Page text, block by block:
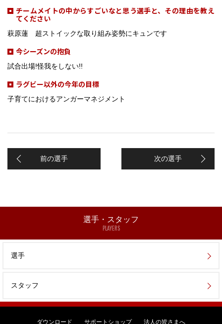
チームメイトの中からすごいなと思う選手と、その理由を教え
てください
萩原蓮 超ストイックな取り組み姿勢にキュンです
今シーズンの抱負
試合出場!怪我をしない!!
ラグビー以外の今年の目標
子育てにおけるアンガーマネジメント
前の選手 次の選手
選手・スタッフ
PLAYERS
選手
スタッフ
ダウンロード サポートショップ 法人の皆さまへ